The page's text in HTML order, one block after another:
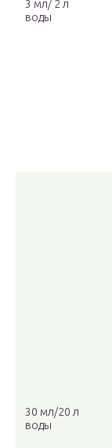
3 мл/ 2 л
воды
30 мл/20 л
воды